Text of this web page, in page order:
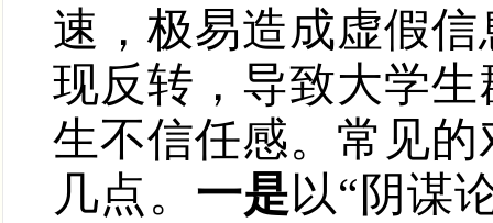
速，极易造成虚假
现反转，导致大学
生不信任感。常见
几点。 一是以“阴谋